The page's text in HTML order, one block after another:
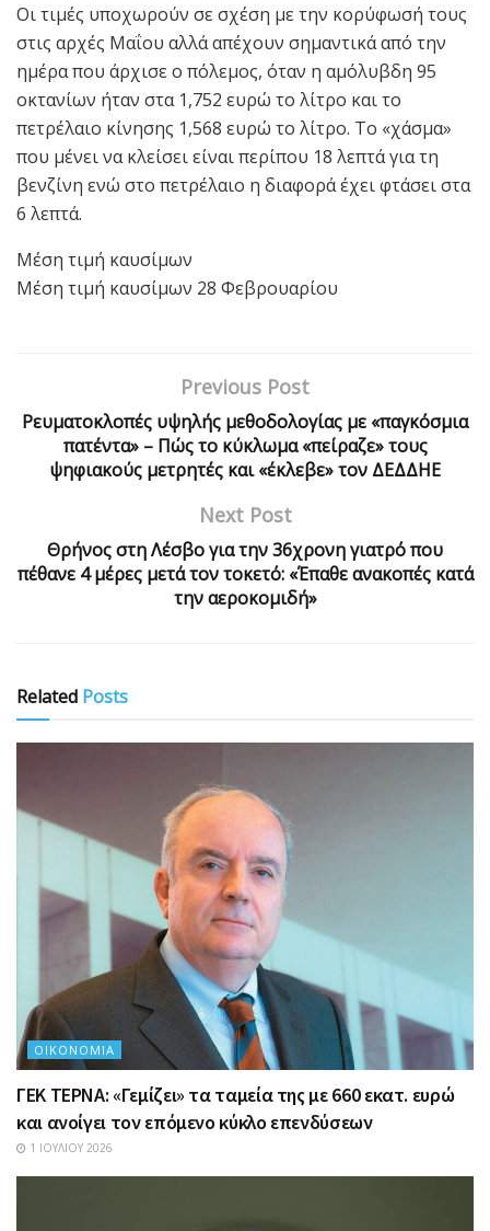
Οι τιμές υποχωρούν σε σχέση με την κορύφωσή τους
στις αρχές Μαΐου αλλά απέχουν σημαντικά από την
ημέρα που άρχισε ο πόλεμος, όταν η αμόλυβδη 95
οκτανίων ήταν στα 1,752 ευρώ το λίτρο και το
πετρέλαιο κίνησης 1,568 ευρώ το λίτρο. Το «χάσμα»
που μένει να κλείσει είναι περίπου 18 λεπτά για τη
βενζίνη ενώ στο πετρέλαιο η διαφορά έχει φτάσει στα
6 λεπτά.
Μέση τιμή καυσίμων
Μέση τιμή καυσίμων 28 Φεβρουαρίου
Previous Post
Ρευματοκλοπές υψηλής μεθοδολογίας με «παγκόσμια
πατέντα» – Πώς το κύκλωμα «πείραζε» τους
ψηφιακούς μετρητές και «έκλεβε» τον ΔΕΔΔΗΕ
Next Post
Θρήνος στη Λέσβο για την 36χρονη γιατρό που
πέθανε 4 μέρες μετά τον τοκετό: «Έπαθε ανακοπές κατά
την αεροκομιδή»
Related Posts
ΟΙΚΟΝΟΜΊΑ
ΓΕΚ ΤΕΡΝΑ: «Γεμίζει» τα ταμεία της με 660 εκατ. ευρώ
και ανοίγει τον επόμενο κύκλο επενδύσεων
1 ΙΟΥΛΊΟΥ 2026